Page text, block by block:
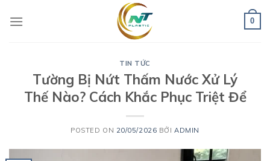
0
TIN TỨC
Tường Bị Nứt Thấm Nước Xử Lý
Thế Nào? Cách Khắc Phục Triệt Để
POSTED ON 20/05/2026 BỞIADMIN